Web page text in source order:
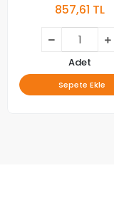
857,61 TL
Adet
Sepete Ekle